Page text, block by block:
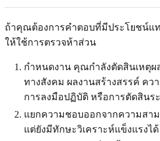
ถ้าคุณต้องการคำตอบที่มีประโยชน์แ
ให้ใช้การตรวจห้าส่วน
กำหนดงาน คุณกำลังตัดสินเหตุผ
ทางสังคม ผลงานสร้างสรรค์ คว
การลงมือปฏิบัติ หรือการตัดสินระ
แยกความชอบออกจากความสาม
แต่ยังมีทักษะวิเคราะห์แข็งแรงได้